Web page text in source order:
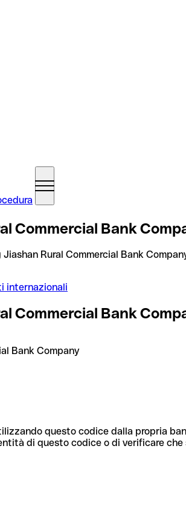
Commercial Bank
Rural Commercial Bank
internazionali
Commercial Bank
Bank Company
questo codice dalla propria
di questo codice o di verificare